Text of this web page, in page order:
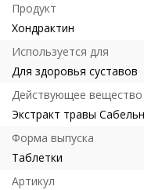
Продукт
Хондрактин
Используется для
Для здоровья суставов
Действующее вещество
Экстракт травы
Форма выпуска
Таблетки
Артикул